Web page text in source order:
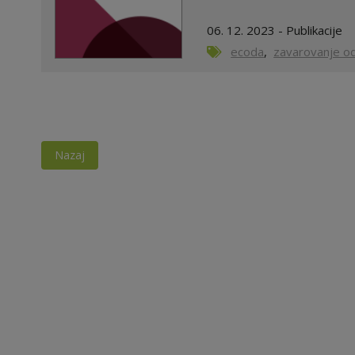
06. 12. 2023 - Publikacije
ecoda, zavarovanje
Nazaj